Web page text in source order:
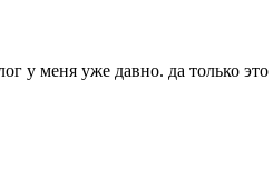
меня уже давно. да только